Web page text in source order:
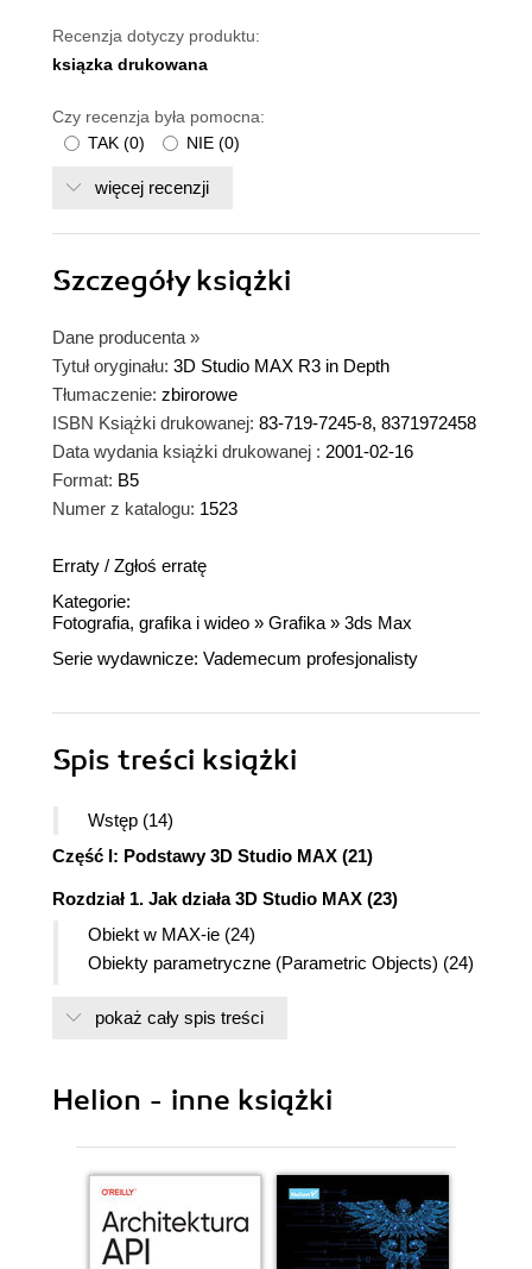
Recenzja dotyczy produktu:
ksiązka drukowana
Czy recenzja była pomocna:
TAK (0) NIE (0)
więcej recenzji
Szczegółyksiążki
Dane producenta »
Tytuł oryginału: 3D Studio MAX R3 in Depth
Tłumaczenie: zbirorowe
ISBN Książki drukowanej: 83-719-7245-8, 8371972458
Data wydania książki drukowanej : 2001-02-16
Format: B5
Numer z katalogu: 1523
Erraty / Zgłoś erratę
Kategorie:
Fotografia, grafika i wideo » Grafika » 3ds Max
Serie wydawnicze: Vademecum profesjonalisty
Spis treści książki
Wstęp (14)
Część I: Podstawy 3D Studio MAX (21)
Rozdział 1. Jak działa 3D Studio MAX (23)
Obiekt w MAX-ie (24)
Obiekty parametryczne (Parametric Objects) (24)
Lista modyfikatorów (Modifier Stack) (28)
Zmiana kolejności modyfikatorów na liście
(References) (36)
Słówko o Track View (39)
Podsumowanie (41)
pokaż cały spis treści
Helion - inne książki